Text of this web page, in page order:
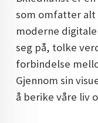
som omfatter
moderne
seg på, tolke
forbindelse
Gjennom sin
å berike våre liv